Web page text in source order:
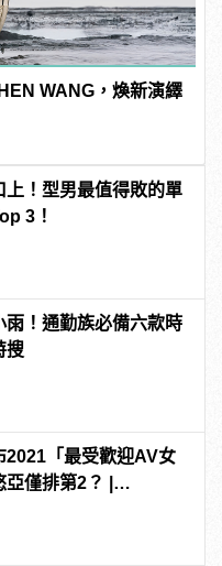
WANG，煥新演繹
上！型男最值得敗的單
3！
雨！通勤族必備六款時
搜
2021「最受歡迎AV女
僅排第2？ |